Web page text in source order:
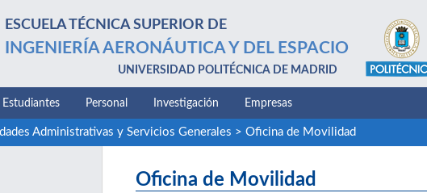
ESCUELA TÉCNICA SUPERIOR DE
INGENIERÍA AERONÁUTICA Y DEL ESPACIO
UNIVERSIDAD POLITÉCNICA DE MADRID
Estudiantes Personal Investigación Empresas
Administrativas y Servicios Generales > Oficina de Movilidad
Oficina de Movilidad